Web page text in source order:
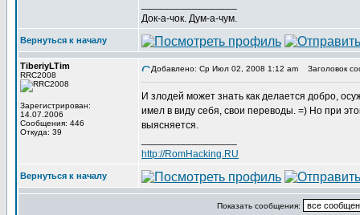
Док-а-чок. Дум-а-чум.
Вернуться к началу
TiberiyLTim
RRC2008
Зарегистрирован:
14.07.2006
Сообщения: 446
Откуда: 39
Добавлено: Ср Июл 02, 2008 1:12 am Заголовок
И злодей может знать как делается добро,
имел в виду себя, свои переводы. =) Но при
выясняется.
http://RomHacking.RU
Вернуться к началу
Показать сообщения: